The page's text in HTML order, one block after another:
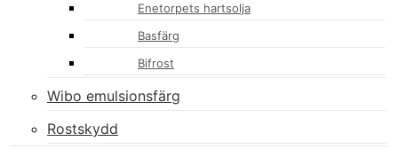
Enetorpets hartsolja
Basfärg
Bifrost
Wibo emulsionsfärg
Rostskydd